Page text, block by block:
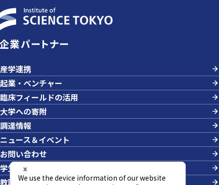
企業パートナー
産学連携
起業・ベンチャー
臨床フィールドの活用
大学への寄附
調達情報
ニュース＆イベント
お問い合わせ
学生の採用
教職員への業務依頼